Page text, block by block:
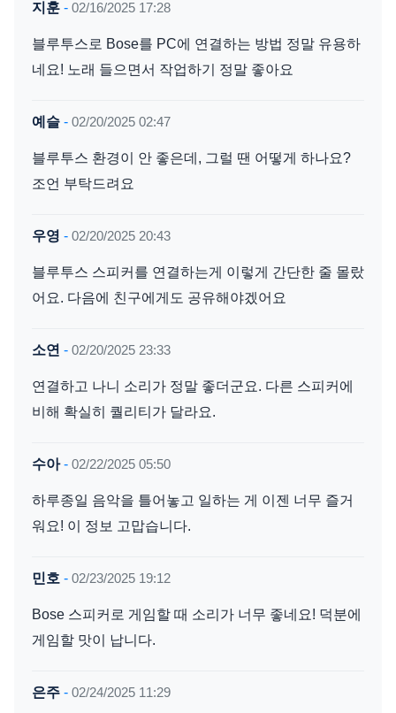
지훈 - 02/16/2025 17:28
블루투스로 Bose를 PC에 연결하는 방법 정말 유용하
네요! 노래 들으면서 작업하기 정말 좋아요
예슬 - 02/20/2025 02:47
블루투스 환경이 안 좋은데, 그럴 땐 어떻게 하나요?
조언 부탁드려요
우영 - 02/20/2025 20:43
블루투스 스피커를 연결하는게 이렇게 간단한 줄 몰랐
어요. 다음에 친구에게도 공유해야겠어요
소연 - 02/20/2025 23:33
연결하고 나니 소리가 정말 좋더군요. 다른 스피커에
비해 확실히 퀄리티가 달라요.
수아- 02/22/2025 05:50
하루종일 음악을 틀어놓고 일하는 게 이젠 너무 즐거
워요! 이 정보 고맙습니다.
민호 - 02/23/2025 19:12
Bose 스피커로 게임할 때 소리가 너무 좋네요! 덕분에
게임할 맛이 납니다.
은주 - 02/24/2025 11:29